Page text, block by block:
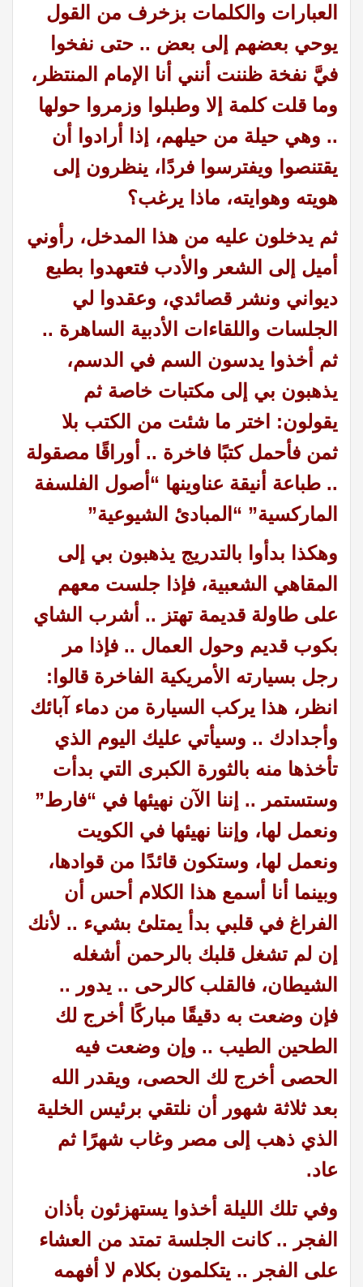
العبارات والكلمات بزخرف من القول
يوحي بعضهم إلى بعض .. حتى نفخوا
فيَّ نفخة ظننت أنني أنا الإمام المنتظر،
وما قلت كلمة إلا وطبلوا وزمروا حولها
.. وهي حيلة من حيلهم، إذا أرادوا أن
يقتنصوا ويفترسوا فردًا، ينظرون إلى
هويته وهوايته، ماذا يرغب؟
ثم يدخلون عليه من هذا المدخل، رأوني
أميل إلى الشعر والأدب فتعهدوا بطبع
ديواني ونشر قصائدي، وعقدوا لي
الجلسات واللقاءات الأدبية الساهرة ..
ثم أخذوا يدسون السم في الدسم،
يذهبون بي إلى مكتبات خاصة ثم
يقولون: اختر ما شئت من الكتب بلا
ثمن فأحمل كتبًا فاخرة .. أوراقًا مصقولة
.. طباعة أنيقة عناوينها “أصول الفلسفة
الماركسية” “ المبادئ الشيوعية”
وهكذا بدأوا بالتدريج يذهبون بي إلى
المقاهي الشعبية، فإذا جلست معهم
على طاولة قديمة تهتز .. أشرب الشاي
بكوب قديم وحول العمال .. فإذا مر
رجل بسيارته الأمريكية الفاخرة قالوا:
انظر، هذا يركب السيارة من دماء آبائك
وأجدادك .. وسيأتي عليك اليوم الذي
تأخذها منه بالثورة الكبرى التي بدأت
وستستمر .. إننا الآن نهيئها في “فارط”
ونعمل لها، وإننا نهيئها في الكويت
ونعمل لها، وستكون قائدًا من قوادها،
وبينما أنا أسمع هذا الكلام أحس أن
الفراغ في قلبي بدأ يمتلئ بشيء .. لأنك
إن لم تشغل قلبك بالرحمن أشغله
الشيطان، فالقلب كالرحى .. يدور ..
فإن وضعت به دقيقًا مباركًا أخرج لك
الطحين الطيب .. وإن وضعت فيه
الحصى أخرج لك الحصى، ويقدر الله
بعد ثلاثة شهور أن نلتقي برئيس الخلية
الذي ذهب إلى مصر وغاب شهرًا ثم
عاد.
وفي تلك الليلة أخذوا يستهزئون بأذان
الفجر .. كانت الجلسة تمتد من العشاء
على الفجر .. يتكلمون بكلام لا أفهمه